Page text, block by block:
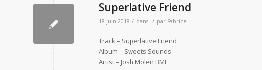
Superlative Friend
18 juin 2018 / dans / par Fabrice
Track – Superlative Friend
Album – Sweets Sounds
Artist – Josh Molen BMI